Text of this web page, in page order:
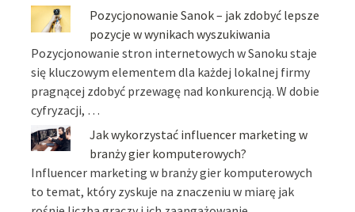
Pozycjonowanie Sanok – jak zdobyć lepsze
pozycje w wynikach wyszukiwania
Pozycjonowanie stron internetowych w Sanoku staje
się kluczowym elementem dla każdej lokalnej firmy
pragnącej zdobyć przewagę nad konkurencją. W dobie
cyfryzacji, …
Jak wykorzystać influencer marketing w
branży gier komputerowych?
Influencer marketing w branży gier komputerowych
to temat, który zyskuje na znaczeniu w miarę jak